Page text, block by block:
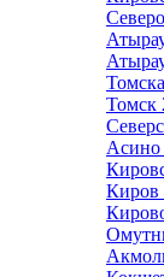
Томск
Асино
Киров